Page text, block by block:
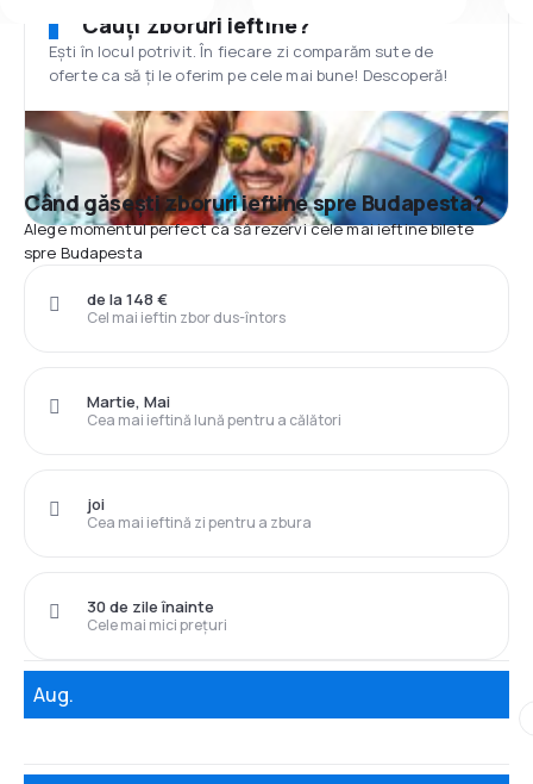
Cauți zboruri ieftine?
Ești în locul potrivit. În fiecare zi comparăm sute de
oferte ca să ți le oferim pe cele mai bune! Descoperă!
Când găsești zboruri ieftine spre Budapesta?
Alege momentul perfect ca să rezervi cele mai ieftine bilete
spre Budapesta
Cel mai ieftin zbor dus-întors
de la 148 €
Cea mai ieftină lună pentru a călători
Martie, Mai
Cea mai ieftină zi pentru a zbura
joi
Cele mai mici prețuri
30 de zile înainte
Aug.